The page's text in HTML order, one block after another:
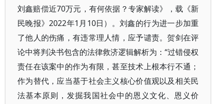
刘鑫赔偿近70万元，有何依据？专家解读》，载《新
民晚报》2022年1月10日）。刘鑫的行为进一步加重
了他人的伤痛，有违常理人情，应予谴责。贺剑在评
论中将判决书包含的法律救济逻辑解析为：“过错侵权
责任在该案中的作为有限，甚至技术上根本行不通；
作为替代，应当基于社会主义核心价值观以及相关民
法基本原则，发掘我国社会中的恩义文化、恩义价